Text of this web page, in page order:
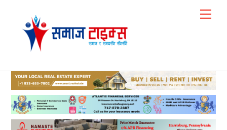
content